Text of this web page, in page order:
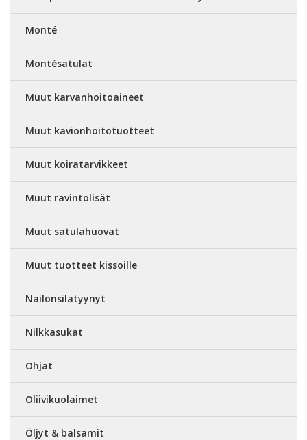
Monté
Montésatulat
Muut karvanhoitoaineet
Muut kavionhoitotuotteet
Muut koiratarvikkeet
Muut ravintolisät
Muut satulahuovat
Muut tuotteet kissoille
Nailonsilatyynyt
Nilkkasukat
Ohjat
Oliivikuolaimet
Öljyt & balsamit